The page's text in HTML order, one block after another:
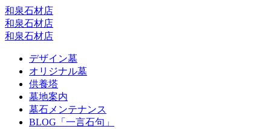
和泉石材店
和泉石材店
和泉石材店
デザイン墓
オリジナル墓
供養塔
墓地案内
墓石メンテナンス
BLOG「一言石句」